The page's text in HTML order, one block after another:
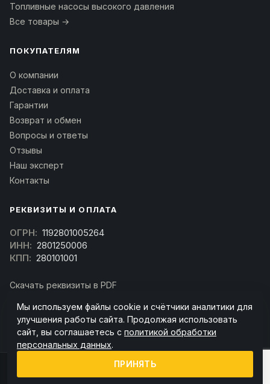
Топливные насосы высокого давления
Все товары →
ПОКУПАТЕЛЯМ
О компании
Доставка и оплата
Гарантии
Возврат и обмен
Вопросы и ответы
Отзывы
Наш эксперт
Контакты
РЕКВИЗИТЫ И ОПЛАТА
ОГРН: 1192801005264
ИНН: 2801250006
КПП: 280101001
Скачать реквизиты в PDF
(Скачать договор)
Мы используем файлы cookie и счётчики аналитики для
улучшения работы сайта. Продолжая использовать
сайт, вы соглашаетесь с политикой обработки
персональных данных.
ПРИНЯТЬ